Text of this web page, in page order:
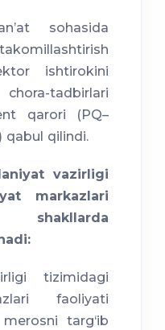
sohasida
ishtirokini
tadbirlari
qarori (PQ–
qabul qilindi.
vazirligi
markazlari
tizimidagi
faoliyati
targ‘ib